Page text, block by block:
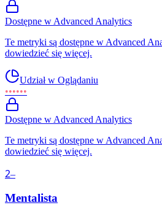
Dostępne w Advanced Analytics
Te metryki są dostępne w Advanced
dowiedzieć się więcej.
Udział w Oglądaniu
••••••
Dostępne w Advanced Analytics
Te metryki są dostępne w Advanced
dowiedzieć się więcej.
2–
Mentalista